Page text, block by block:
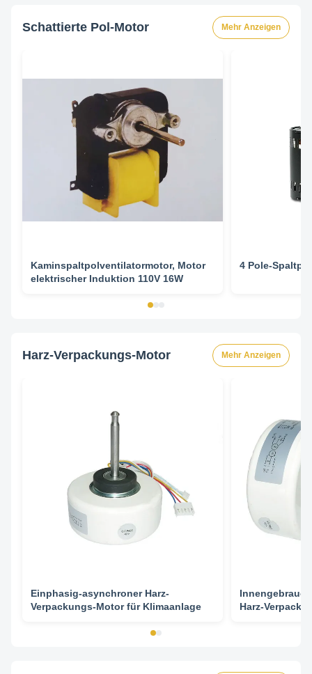
Schattierte Pol-Motor Mehr Anzeigen
Kaminspaltpolventilatormotor, Motor
elektrischer Induktion 110V 16W
4 Pole-
Harz-Verpackungs-Motor Mehr Anzeigen
Einphasig-asynchroner Harz-
Verpackungs-Motor für Klimaanlage
Harz-